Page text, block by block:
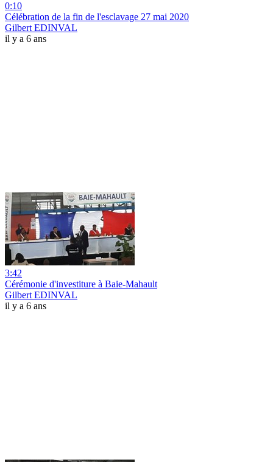
0:10
Célébration de la fin de l'esclavage 27 mai 2020
Gilbert EDINVAL
il y a 6 ans
3:42
Cérémonie d'investiture à Baie-Mahault
Gilbert EDINVAL
il y a 6 ans